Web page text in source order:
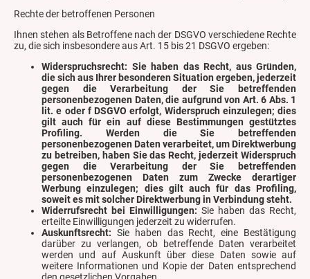
Rechte der betroffenen Personen
Ihnen stehen als Betroffene nach der DSGVO verschiedene Rechte
zu, die sich insbesondere aus Art. 15 bis 21 DSGVO ergeben:
Widerspruchsrecht: Sie haben das Recht, aus Gründen,
die sich aus Ihrer besonderen Situation ergeben, jederzeit
gegen die Verarbeitung der Sie betreffenden
personenbezogenen Daten, die aufgrund von Art. 6 Abs. 1
lit. e oder f DSGVO erfolgt, Widerspruch einzulegen; dies
gilt auch für ein auf diese Bestimmungen gestütztes
Profiling. Werden die Sie betreffenden
personenbezogenen Daten verarbeitet, um Direktwerbung
zu betreiben, haben Sie das Recht, jederzeit Widerspruch
gegen die Verarbeitung der Sie betreffenden
personenbezogenen Daten zum Zwecke derartiger
Werbung einzulegen; dies gilt auch für das Profiling,
soweit es mit solcher Direktwerbung in Verbindung steht.
Widerrufsrecht bei Einwilligungen: Sie haben das Recht,
erteilte Einwilligungen jederzeit zu widerrufen.
Auskunftsrecht: Sie haben das Recht, eine Bestätigung
darüber zu verlangen, ob betreffende Daten verarbeitet
werden und auf Auskunft über diese Daten sowie auf
weitere Informationen und Kopie der Daten entsprechend